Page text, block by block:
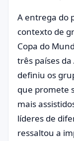
A entrega do
contexto de
Copa do
três países
definiu os
que promete
mais
líderes de
ressaltou a